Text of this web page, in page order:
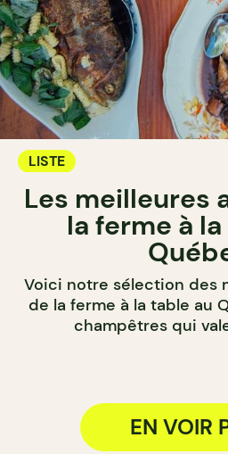
LISTE
Les meilleures
la ferme à
Voici notre sélection des
de la ferme à la table au
champêtres qui
EN VOIR